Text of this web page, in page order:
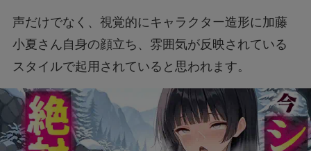
声だけでなく、視覚的にキャラクター造形に加藤
小夏さん自身の顔立ち、雰囲気が反映されている
スタイルで起用されていると思われます。